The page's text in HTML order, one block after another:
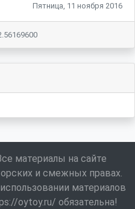
Пятница, 11 ноября 2016
материалы на сайте
и смежных правах.
материалов
oytoy.ru/ обязательна!